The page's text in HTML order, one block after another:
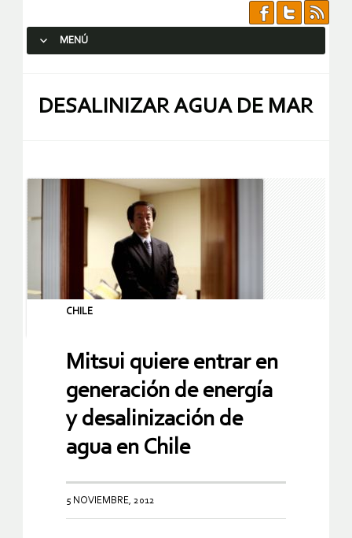
MENÚ
DESALINIZAR AGUA DE MAR
CHILE
Mitsui quiere entrar en
generación de energía
y desalinización de
agua en Chile
5 NOVIEMBRE, 2012